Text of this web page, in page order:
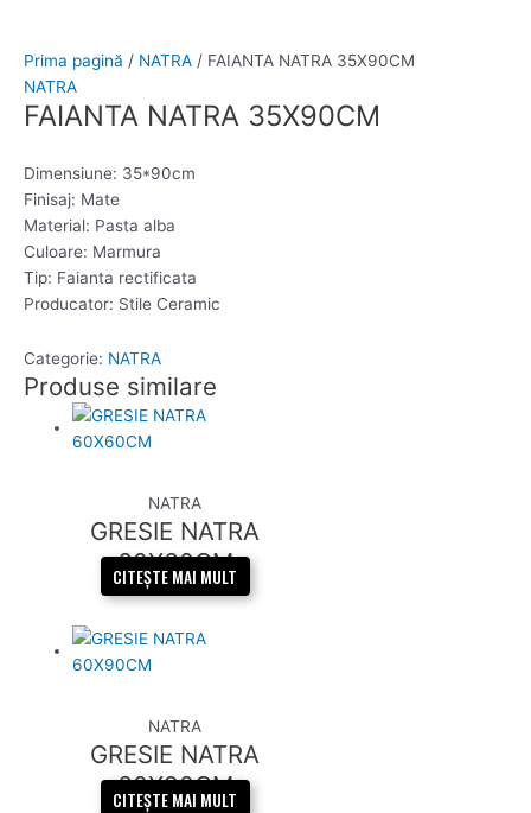
Prima pagină / NATRA / FAIANTA NATRA 35X90CM
NATRA
FAIANTA NATRA 35X90CM
Dimensiune: 35*90cm
Finisaj: Mate
Material: Pasta alba
Culoare: Marmura
Tip: Faianta rectificata
Producator: Stile Ceramic
Categorie: NATRA
Produse similare
NATRA
GRESIE NATRA
60X60CM
CITEȘTE MAI MULT
NATRA
GRESIE NATRA
60X90CM
CITEȘTE MAI MULT